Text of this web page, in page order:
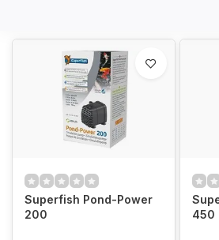
Superfish Pond-Power
200
450